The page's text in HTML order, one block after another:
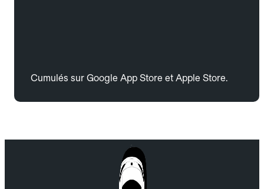
Cumulés sur Google App Store et Apple Store.